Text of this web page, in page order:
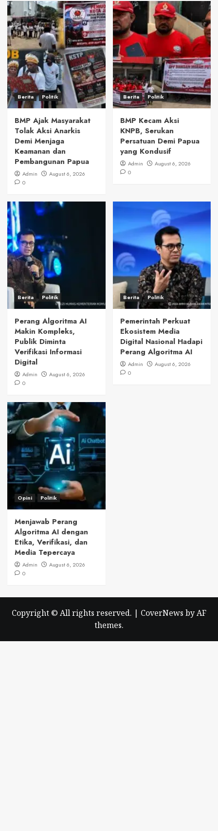
Berita Politik
BMP Ajak Masyarakat
Tolak Aksi Anarkis
Demi Menjaga
Keamanan dan
Pembangunan Papua
Admin
August 6, 2026
0
Berita Politik
BMP Kecam Aksi
KNPB, Serukan
Persatuan Demi Papua
yang Kondusif
Admin
August 6, 2026
0
Berita Politik
Perang Algoritma AI
Makin Kompleks,
Publik Diminta
Verifikasi Informasi
Digital
Admin
August 6, 2026
0
Berita Politik
Pemerintah Perkuat
Ekosistem Media
Digital Nasional Hadapi
Perang Algoritma AI
Admin
August 6, 2026
0
Opini Politik
Menjawab Perang
Algoritma AI dengan
Etika, Verifikasi, dan
Media Tepercaya
Admin
August 6, 2026
0
Copyright © All rights reserved. | CoverNews by AF
themes.